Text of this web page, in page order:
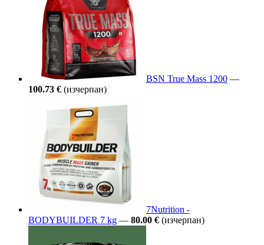
BSN True Mass 1200 —
100.73 € (изчерпан)
7Nutrition -
BODYBUILDER 7 kg — 80.00 € (изчерпан)